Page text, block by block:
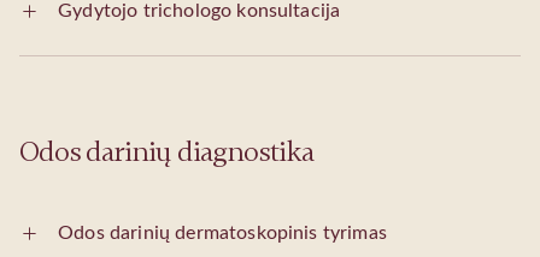
Gydytojo trichologo konsultacija
Odos darinių diagnostika
Odos darinių dermatoskopinis tyrimas